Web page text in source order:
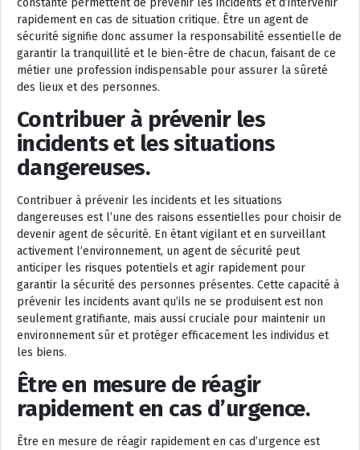
constante permettent de prévenir les incidents et d’intervenir
rapidement en cas de situation critique. Être un agent de
sécurité signifie donc assumer la responsabilité essentielle de
garantir la tranquillité et le bien-être de chacun, faisant de ce
métier une profession indispensable pour assurer la sûreté
des lieux et des personnes.
Contribuer à prévenir les
incidents et les situations
dangereuses.
Contribuer à prévenir les incidents et les situations
dangereuses est l’une des raisons essentielles pour choisir de
devenir agent de sécurité. En étant vigilant et en surveillant
activement l’environnement, un agent de sécurité peut
anticiper les risques potentiels et agir rapidement pour
garantir la sécurité des personnes présentes. Cette capacité à
prévenir les incidents avant qu’ils ne se produisent est non
seulement gratifiante, mais aussi cruciale pour maintenir un
environnement sûr et protéger efficacement les individus et
les biens.
Être en mesure de réagir
rapidement en cas d’urgence.
Être en mesure de réagir rapidement en cas d’urgence est